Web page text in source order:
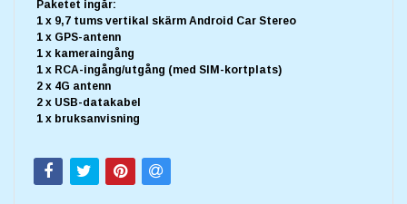
Paketet ingår:
1 x 9,7 tums vertikal skärm Android Car Stereo
1 x GPS-antenn
1 x kameraingång
1 x RCA-ingång/utgång (med SIM-kortplats)
2 x 4G antenn
2 x USB-datakabel
1 x bruksanvisning